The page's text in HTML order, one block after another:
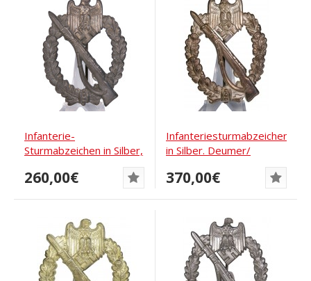
Infanterie-
Sturmabzeichen in Silber,
260,00€
Infanteriesturmabzeichen
in Silber. Deumer/
370,00€